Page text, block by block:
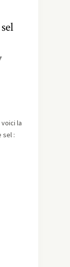
la
sel :